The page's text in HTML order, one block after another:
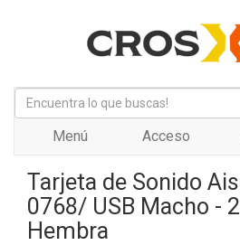
Menú Acceso
Tarjeta de Sonido
0768/ USB Macho -
Hembra